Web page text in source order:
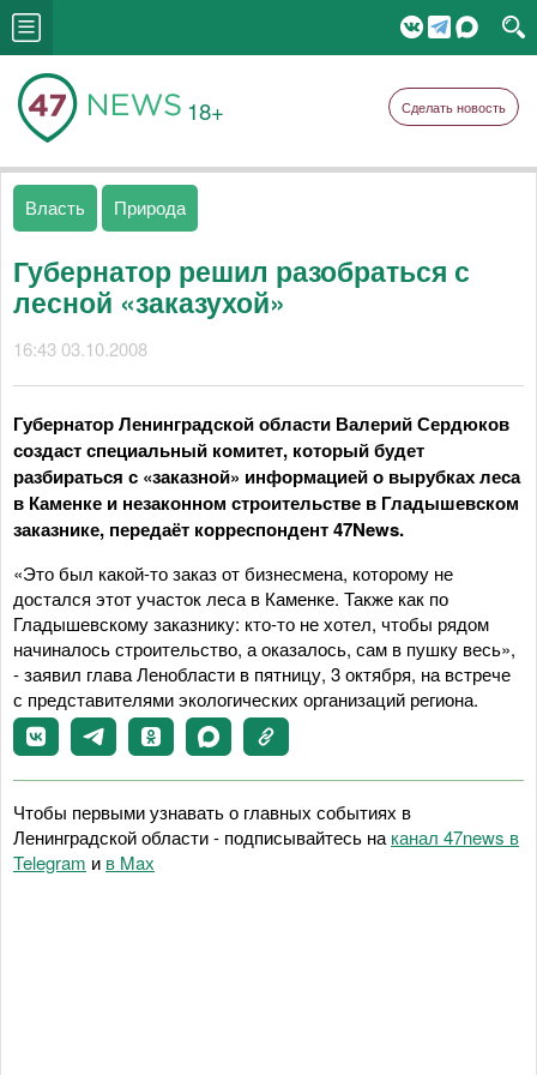
18+ Сделать новость
Власть Природа
Губернатор решил разобраться с
лесной «заказухой»
16:43 03.10.2008
Губернатор Ленинградской области Валерий Сердюков
создаст специальный комитет, который будет
разбираться с «заказной» информацией о вырубках леса
в Каменке и незаконном строительстве в Гладышевском
заказнике, передаёт корреспондент 47News.
«Это был какой-то заказ от бизнесмена, которому не
достался этот участок леса в Каменке. Также как по
Гладышевскому заказнику: кто-то не хотел, чтобы рядом
начиналось строительство, а оказалось, сам в пушку весь»,
- заявил глава Ленобласти в пятницу, 3 октября, на встрече
с представителями экологических организаций региона.
Чтобы первыми узнавать о главных событиях в
Ленинградской области - подписывайтесь на канал 47news в
Telegram и в Maх